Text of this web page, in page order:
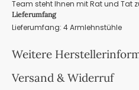
Team steht Ihnen mit Rat und Tat
Lieferumfang
Lieferumfang: 4 Armlehnstühle
Weitere
Versand & Widerruf